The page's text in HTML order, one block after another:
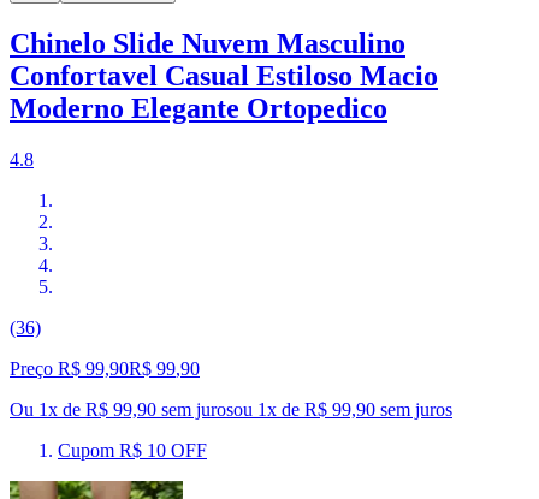
Chinelo Slide Nuvem Masculino
Confortavel Casual Estiloso Macio
Moderno Elegante Ortopedico
4.8
(36)
Preço R$ 99,90R$ 99,90
Ou 1x de R$ 99,90 sem jurosou 1x de R$ 99,90 sem juros
Cupom R$ 10 OFF